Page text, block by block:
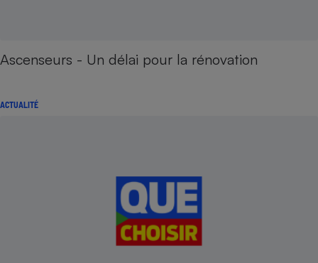
Ascenseurs - Un délai pour la rénovation
ACTUALITÉ